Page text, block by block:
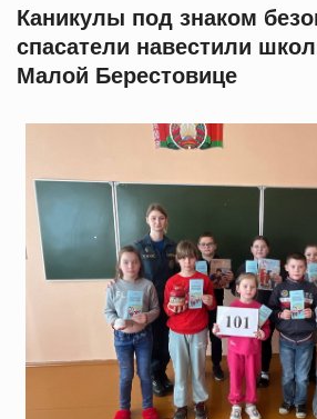
Каникулы под знаком
спасатели навестили
Малой Берестовице